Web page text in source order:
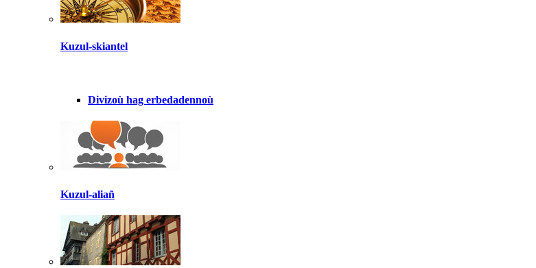
Kuzul-skiantel
Divizoù hag erbedadennoù
Kuzul-aliañ